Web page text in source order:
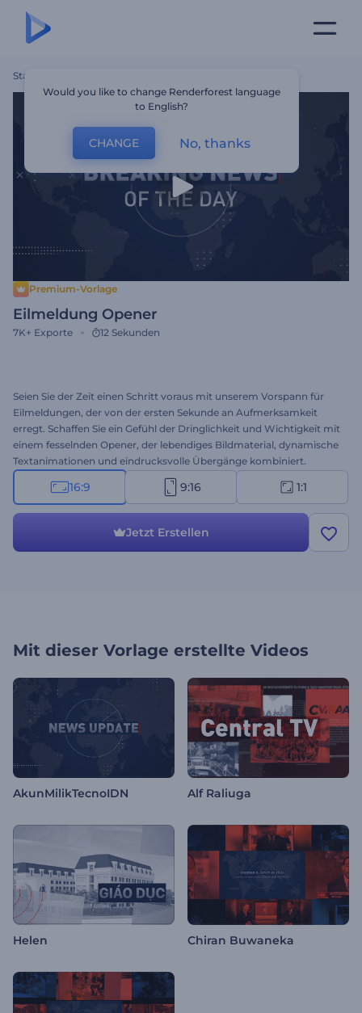
Startseite
Premium-Vorlage
Eilmeldung Opener
7K+ Exporte 12 Sekunden
Seien Sie der Zeit einen Schritt voraus mit unserem Vorspann für
Eilmeldungen, der von der ersten Sekunde an Aufmerksamkeit
erregt. Schaffen Sie ein Gefühl der Dringlichkeit und Wichtigkeit mit
einem fesselnden Opener, der lebendiges Bildmaterial, dynamische
Textanimationen und eindrucksvolle Übergänge kombiniert.
Passen Sie die Vorlage mit Ihren Nachrichtenbildern, Videos, Texten
und Hintergrundmusik an und sorgen Sie so dafür, dass Ihre Inhalte
Aktualisierungen senden, diese Vorlage ist eine eindrucksvolle
16:9 9:16 1:1
Jetzt Erstellen
Mit dieser Vorlage erstellte Videos
AkunMilikTecnoIDN Alf Raliuga
Helen Chiran Buwaneka
Would you like to change Renderforest language
to English?
CHANGE No, thanks